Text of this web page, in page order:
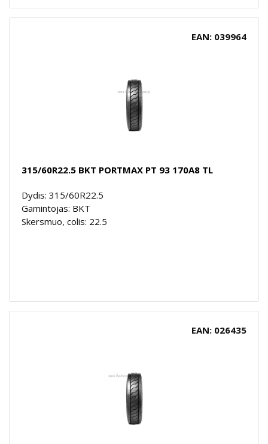
EAN: 039964
315/60R22.5 BKT PORTMAX PT 93 170A8 TL
Dydis: 315/60R22.5
Gamintojas: BKT
Skersmuo, colis: 22.5
EAN: 026435